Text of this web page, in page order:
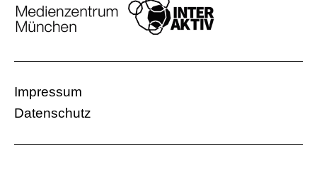
Impressum
Datenschutz